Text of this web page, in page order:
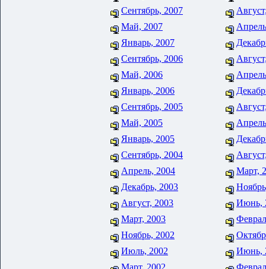
Сентябрь, 2007
Май, 2007
Январь, 2007
Сентябрь, 2006
Май, 2006
Январь, 2006
Сентябрь, 2005
Май, 2005
Январь, 2005
Сентябрь, 2004
Апрель, 2004
Март,
Декабрь, 2003
Август, 2003
Июнь,
Март, 2003
Ноябрь, 2002
Июль, 2002
Июнь,
Март, 2002